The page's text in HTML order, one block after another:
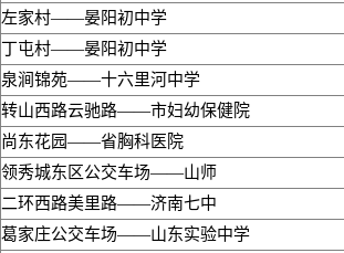
左家村——晏阳初中学
丁屯村——晏阳初中学
泉涧锦苑——十六里河中学
转山西路云驰路——市妇幼保健院
尚东花园——省胸科医院
领秀城东区公交车场——山师
二环西路美里路——济南七中
葛家庄公交车场——山东实验中学